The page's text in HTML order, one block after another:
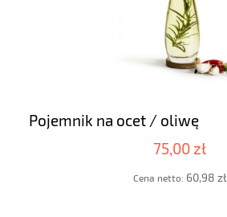
Pojemnik na ocet / oliwę
75,00 zł
Cena netto: 60,98 zł